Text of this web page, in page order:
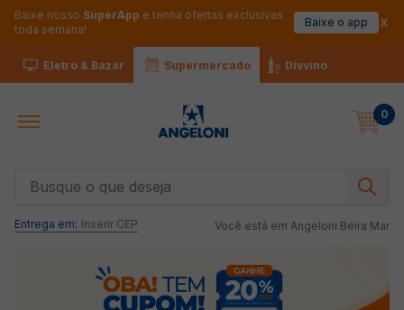
Baixe nosso SuperApp e tenha ofertas exclusivas
toda semana!
Baixe o app
Eletro & Bazar Supermercado Divvino
0
Você está em Angeloni Beira Mar
Entrega em: Inserir CEP